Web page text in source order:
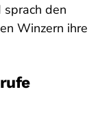
den
Winzern ihre